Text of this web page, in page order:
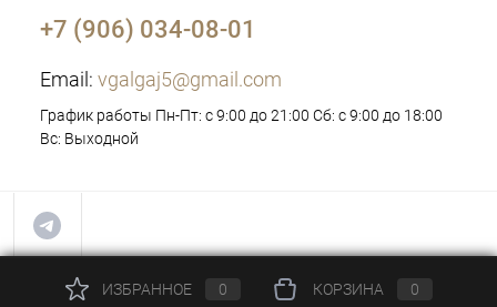
+7 (906) 034-08-01
Email: vgalgaj5@gmail.com
График работы Пн-Пт: с 9:00 до 21:00 Сб: с 9:00 до 18:00
Вс: Выходной
ИЗБРАННОЕ 0 КОРЗИНА 0